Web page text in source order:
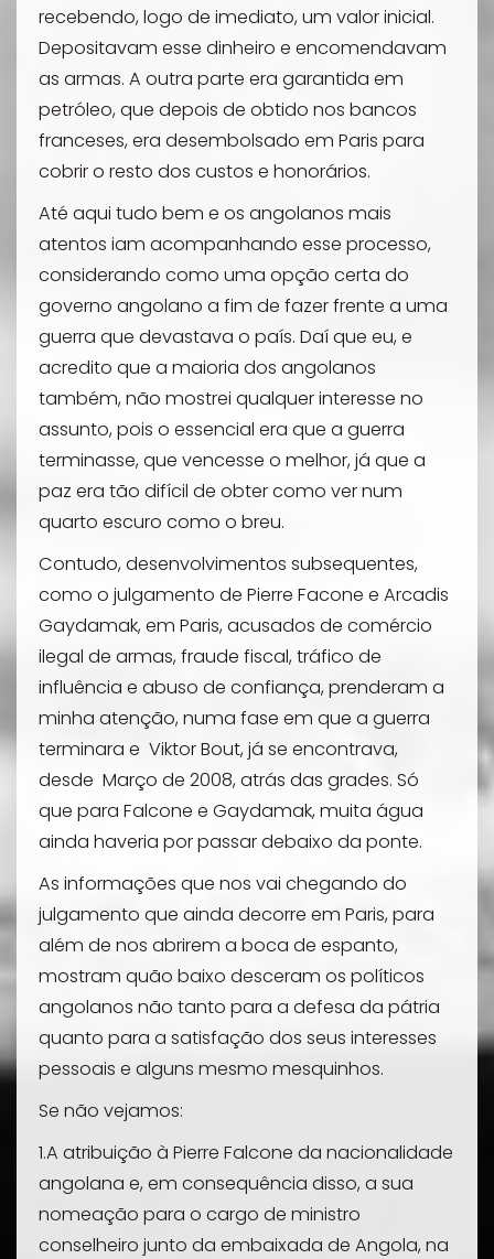
recebendo, logo de imediato, um valor inicial.
Depositavam esse dinheiro e encomendavam
as armas. A outra parte era garantida em
petróleo, que depois de obtido nos bancos
franceses, era desembolsado em Paris para
cobrir o resto dos custos e honorários.
Até aqui tudo bem e os angolanos mais
atentos iam acompanhando esse processo,
considerando como uma opção certa do
governo angolano a fim de fazer frente a uma
guerra que devastava o país. Daí que eu, e
acredito que a maioria dos angolanos
também, não mostrei qualquer interesse no
assunto, pois o essencial era que a guerra
terminasse, que vencesse o melhor, já que a
paz era tão difícil de obter como ver num
quarto escuro como o breu.
Contudo, desenvolvimentos subsequentes,
como o julgamento de Pierre Facone e Arcadis
Gaydamak, em Paris, acusados de comércio
ilegal de armas, fraude fiscal, tráfico de
influência e abuso de confiança, prenderam a
minha atenção, numa fase em que a guerra
terminara e Viktor Bout, já se encontrava,
desde Março de 2008, atrás das grades. Só
que para Falcone e Gaydamak, muita água
ainda haveria por passar debaixo da ponte.
As informações que nos vai chegando do
julgamento que ainda decorre em Paris, para
além de nos abrirem a boca de espanto,
mostram quão baixo desceram os políticos
angolanos não tanto para a defesa da pátria
quanto para a satisfação dos seus interesses
pessoais e alguns mesmo mesquinhos.
Se não vejamos:
1.A atribuição à Pierre Falcone da nacionalidade
angolana e, em consequência disso, a sua
nomeação para o cargo de ministro
conselheiro junto da embaixada de Angola, na